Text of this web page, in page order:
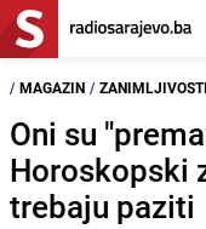
/ MAGAZIN / ZANIMLJIVOSTI
Oni su
Horoskopski
trebaju paziti